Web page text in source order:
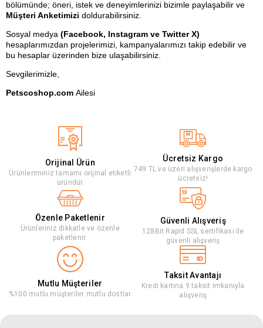
Müşteri Anketimizi doldurabilirsiniz.
Sosyal medya (Facebook, Instagram ve Twitter X)
hesaplarımızdan projelerimizi, kampanyalarımızı takip edebilir ve
bu hesaplar üzerinden bize ulaşabilirsiniz.
Sevgilerimizle,
Petscoshop.com Ailesi
Orijinal Ürün
Ürünleriminiz tamamı orijinal etiketli
üründür
Ücretsiz Kargo
749 TL ve üzeri alışverişlerde kargo
ücretsiz!
Özenle Paketlenir
Ürünleriniz dikkatle ve özenle
paketlenir.
Güvenli Alışveriş
128Bit Rapid SSL sertifikası ile
güvenli alışveriş
Mutlu Müşteriler
%100 mutlu müşteriler mutlu dostlar
Taksit Avantajı
Kredi kartına 9 taksit imkanıyla
alışveriş